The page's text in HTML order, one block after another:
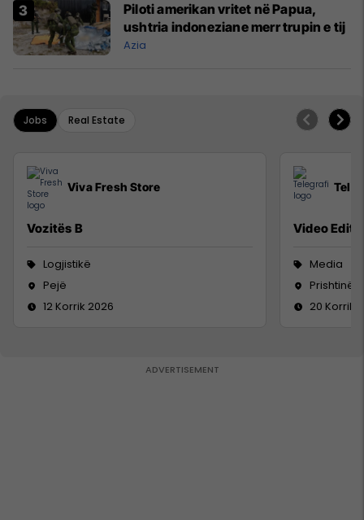
Piloti amerikan vritet në Papua,
ushtria indoneziane merr trupin e tij
Azia
Jobs Real Estate
Viva Fresh Store
Vozitës B
Logjistikë
Pejë
12 Korrik 2026
Video
Media
Prishtinë
20 Korrik